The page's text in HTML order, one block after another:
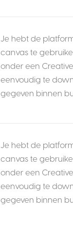
Je hebt de
canvas te
onder een
eenvoudig te
gegeven binnen
Je hebt de
canvas te
onder een
eenvoudig te
gegeven binnen